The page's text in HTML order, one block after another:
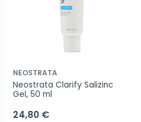
NEOSTRATA
Neostrata Clarify Salizinc
Gel, 50 ml
24,80 €